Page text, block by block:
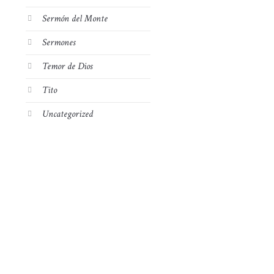
Sermón del Monte
Sermones
Temor de Dios
Tito
Uncategorized